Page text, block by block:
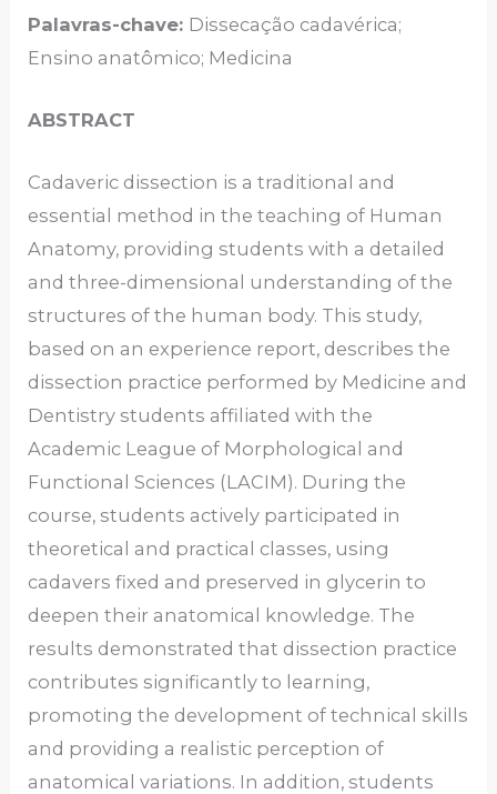
Palavras-chave: Dissecação cadavérica;
Ensino anatômico; Medicina
ABSTRACT
Cadaveric dissection is a traditional and
essential method in the teaching of Human
Anatomy, providing students with a detailed
and three-dimensional understanding of the
structures of the human body. This study,
based on an experience report, describes the
dissection practice performed by Medicine and
Dentistry students affiliated with the
Academic League of Morphological and
Functional Sciences (LACIM). During the
course, students actively participated in
theoretical and practical classes, using
cadavers fixed and preserved in glycerin to
deepen their anatomical knowledge. The
results demonstrated that dissection practice
contributes significantly to learning,
promoting the development of technical skills
and providing a realistic perception of
anatomical variations. In addition, students